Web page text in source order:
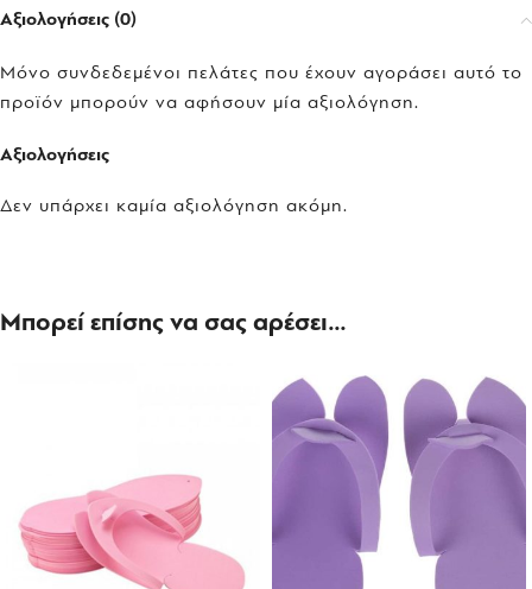
Αξιολογήσεις (0)
Αξιολογήσεις
Δεν υπάρχει καμία αξιολόγηση ακόμη.
Μόνο συνδεδεμένοι πελάτες που έχουν αγοράσει αυτό το
προϊόν μπορούν να αφήσουν μία αξιολόγηση.
Μπορεί επίσης να σας αρέσει…